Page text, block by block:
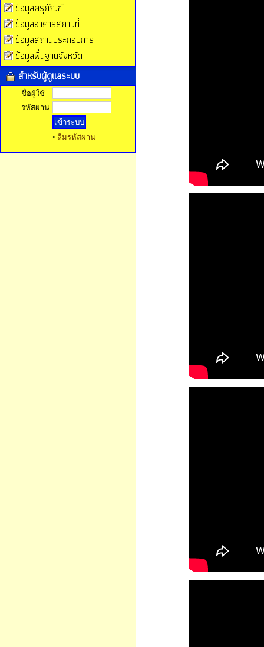
ข้อมูลครุภัณฑ์
ข้อมูลอาคารสถานที่
ข้อมูลสถานประกอบการ
ข้อมูลพื้นฐานจังหวัด
สำหรับผู้ดูแลระบบ
ชื่อผู้ใช้
รหัสผ่าน
• ลืมรหัสผ่าน